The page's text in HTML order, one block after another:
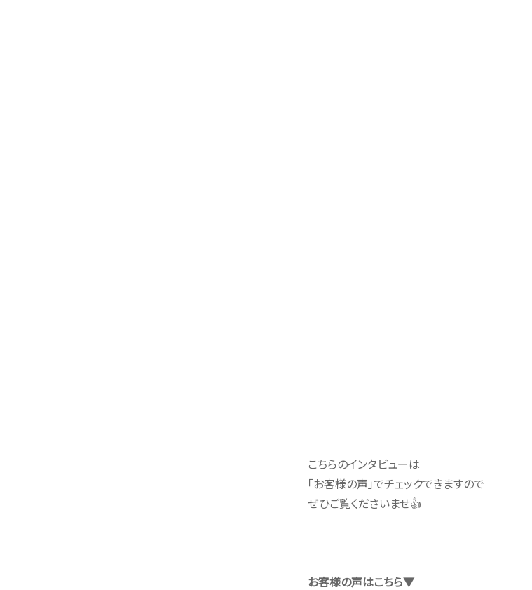
こちらのインタビューは
「お客様の声」でチェックできますので
ぜひご覧くださいませ👍
お客様の声はこちら▼